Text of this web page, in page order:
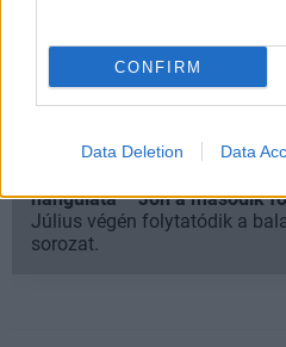
CONFIRM
Data Deletion Data
hangulata – Jön a második
Július végén folytatódik a
sorozat.